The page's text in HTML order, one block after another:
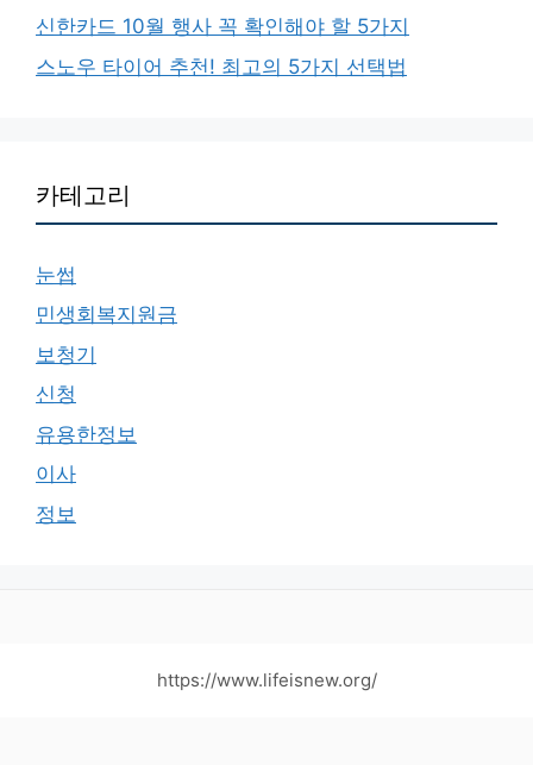
신한카드 10월 행사 꼭 확인해야 할 5가지
스노우 타이어 추천! 최고의 5가지 선택법
카테고리
눈썹
민생회복지원금
보청기
신청
유용한정보
이사
정보
https://www.lifeisnew.org/